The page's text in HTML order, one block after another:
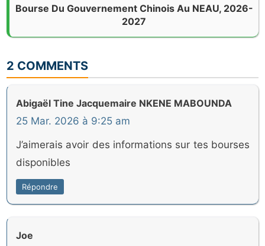
Bourse Du Gouvernement Chinois Au NEAU, 2026-
2027
2 COMMENTS
Abigaël Tine Jacquemaire NKENE MABOUNDA
25 Mar. 2026 à 9:25 am
J’aimerais avoir des informations sur tes bourses
disponibles
Répondre
Joe